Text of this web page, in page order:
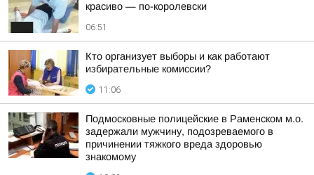
красиво — по-королевски
06:51
Кто организует выборы и как работают
избирательные комиссии?
11:06
Подмосковные полицейские в Раменском м.о.
задержали мужчину, подозреваемого в
причинении тяжкого вреда здоровью
знакомому